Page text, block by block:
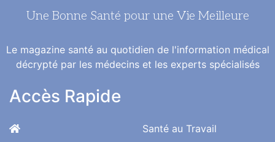
Une Bonne Santé pour une Vie Meilleure
Le magazine santé au quotidien de l'information médical
décrypté par les médecins et les experts spécialisés
Accès Rapide
Santé au Travail